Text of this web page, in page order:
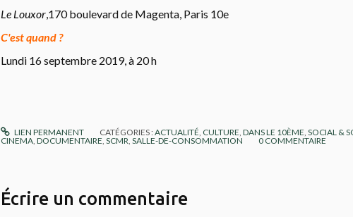
Le Louxor,170 boulevard de Magenta, Paris 10e
C'est quand ?
Lundi 16 septembre 2019, à 20 h
LIEN PERMANENT CATÉGORIES :ACTUALITÉ, CULTURE,DANS LE 10ÈME,SOCIAL &
CINEMA, DOCUMENTAIRE, SCMR, SALLE-DE-CONSOMMATION 0 COMMENTAIRE
Écrire un commentaire